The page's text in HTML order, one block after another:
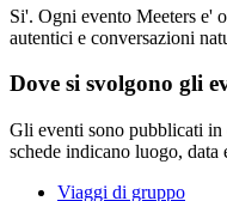
Si'. Ogni evento Meeters e'
autentici e conversazioni
Dove si svolgono gli
Gli eventi sono pubblicati
schede indicano luogo,
Viaggi di gruppo